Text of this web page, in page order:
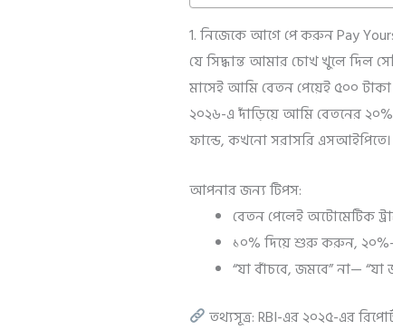
1. নিজেকে আগে পে করুন Pay
যে সিদ্ধান্ত আমার চোখ খুলে দিল
মাসেই আমি বেতন পেয়েই ৫০০
২০২৬-এ দাঁড়িয়ে আমি বেতনের
ফান্ডে, কখনো সরাসরি এসআইপিতে।
আপনার জন্য টিপস:
বেতন পেলেই অটোমেটিক
১০% দিয়ে শুরু করুন,
“যা বাঁচবে, জমবে” না—
তথ্যসূত্র: RBI-এর ২০২৫-এর